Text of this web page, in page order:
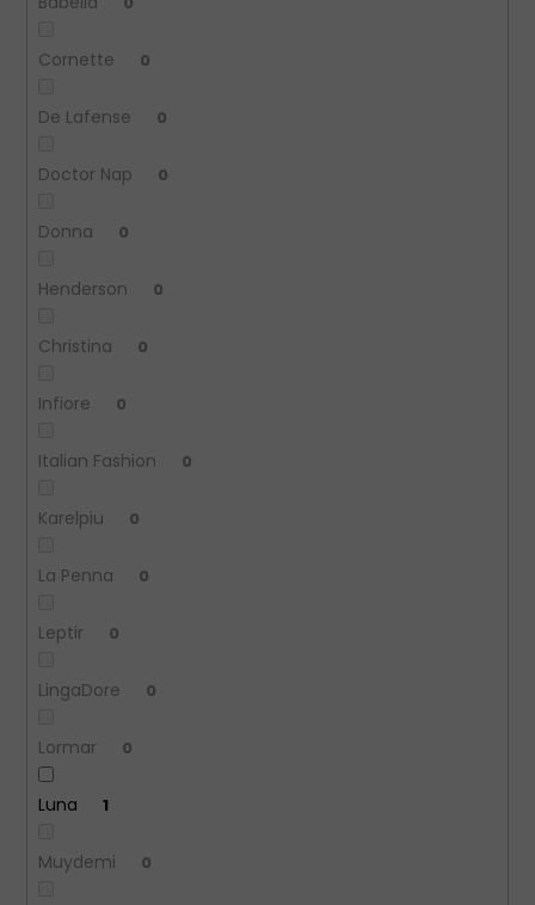
Cornette 0
De Lafense 0
Doctor Nap 0
Donna 0
Henderson 0
Christina 0
Infiore 0
Italian Fashion 0
Karelpiu 0
La Penna 0
Leptir 0
LingaDore 0
Lormar 0
Luna 1
Muydemi 0